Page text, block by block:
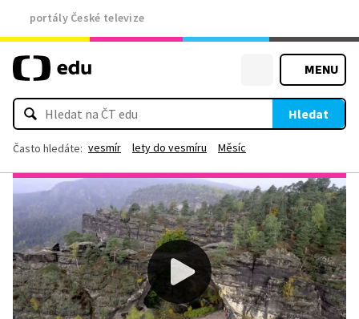
portály České televize
MENU
Hledat
Často hledáte: vesmír lety do vesmíru Měsíc